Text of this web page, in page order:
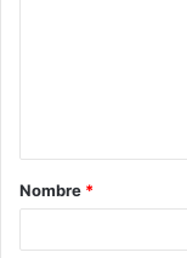
a
r
Nombre *